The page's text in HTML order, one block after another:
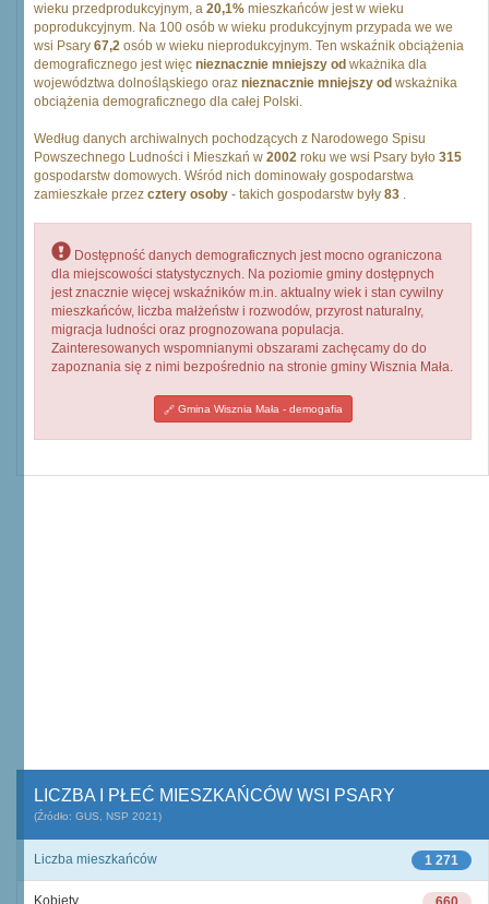
wieku przedprodukcyjnym, a 20,1% mieszkańców jest w wieku
poprodukcyjnym. Na 100 osób w wieku produkcyjnym przypada we we
wsi Psary 67,2 osób w wieku nieprodukcyjnym. Ten wskaźnik obciążenia
demograficznego jest więc nieznacznie mniejszy od wkażnika dla
województwa dolnośląskiego oraz nieznacznie mniejszy od wskażnika
obciążenia demograficznego dla całej Polski.
Według danych archiwalnych pochodzących z Narodowego Spisu
Powszechnego Ludności i Mieszkań w 2002 roku we wsi Psary było 315
gospodarstw domowych. Wśród nich dominowały gospodarstwa
zamieszkałe przez cztery osoby - takich gospodarstw były 83 .
Dostępność danych demograficznych jest mocno ograniczona
dla miejscowości statystycznych. Na poziomie gminy dostępnych
jest znacznie więcej wskaźników m.in. aktualny wiek i stan cywilny
mieszkańców, liczba małżeństw i rozwodów, przyrost naturalny,
migracja ludności oraz prognozowana populacja.
Zainteresowanych wspomnianymi obszarami zachęcamy do do
zapoznania się z nimi bezpośrednio na stronie gminy Wisznia Mała.
Gmina Wisznia Mała - demogafia
LICZBA I PŁEĆ MIESZKAŃCÓW WSI PSARY
(Źródło: GUS, NSP 2021)
1 271
Liczba mieszkańców
Kobiety